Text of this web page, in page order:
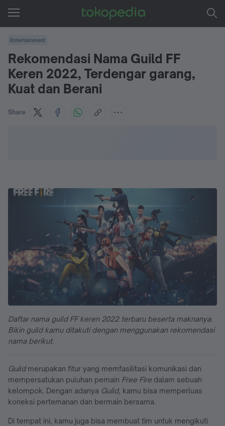
Entertainment
Rekomendasi Nama Guild FF
Keren 2022, Terdengar garang,
Kuat dan Berani
Share
Daftar nama guild FF keren 2022 terbaru beserta maknanya.
Bikin guild kamu ditakuti dengan menggunakan rekomendasi
nama berikut.
Guild merupakan fitur yang memfasilitasi komunikasi dan
mempersatukan puluhan pemain Free Fire dalam sebuah
kelompok. Dengan adanya Guild, kamu bisa memperluas
koneksi pertemanan dan bermain bersama.
Di tempat ini, kamu juga bisa membuat tim untuk mengikuti